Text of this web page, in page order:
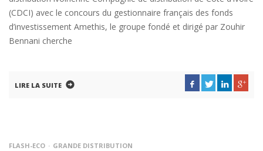
(CDCI) avec le concours du gestionnaire français des fonds
d’investissement Amethis, le groupe fondé et dirigé par Zouhir
Bennani cherche
LIRE LA SUITE
FLASH-ECO GRANDE DISTRIBUTION